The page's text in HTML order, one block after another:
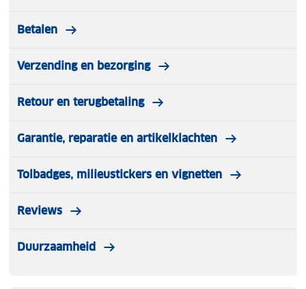
Betalen
Verzending en bezorging
Retour en terugbetaling
Garantie, reparatie en artikelklachten
Tolbadges, milieustickers en vignetten
Reviews
Duurzaamheid